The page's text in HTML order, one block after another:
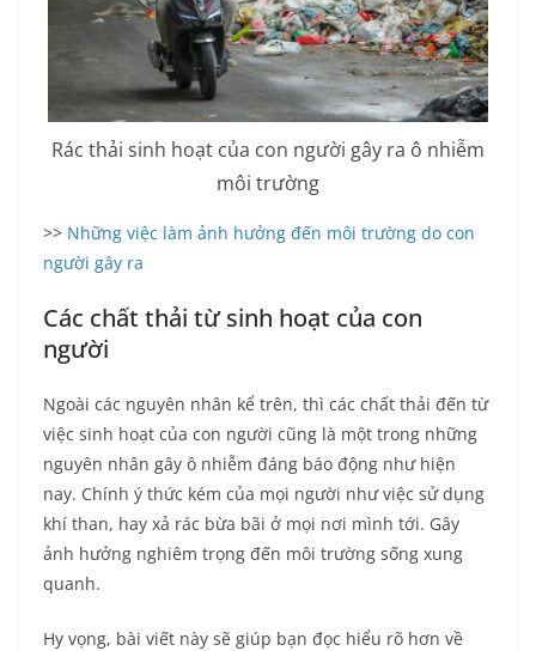
Rác thải sinh hoạt của con người gây ra ô nhiễm
môi trường
>> Những việc làm ảnh hưởng đến môi trường do con
người gây ra
Các chất thải từ sinh hoạt của con
người
Ngoài các nguyên nhân kể trên, thì các chất thải đến từ
việc sinh hoạt của con người cũng là một trong những
nguyên nhân gây ô nhiễm đáng báo động như hiện
nay. Chính ý thức kém của mọi người như việc sử dụng
khí than, hay xả rác bừa bãi ở mọi nơi mình tới. Gây
ảnh hưởng nghiêm trọng đến môi trường sống xung
quanh.
Hy vọng, bài viết này sẽ giúp bạn đọc hiểu rõ hơn về